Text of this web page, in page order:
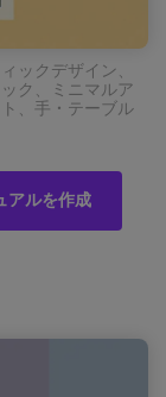
ックデザイン、
ク、ミニマルア
、手・テーブル
アルを作成